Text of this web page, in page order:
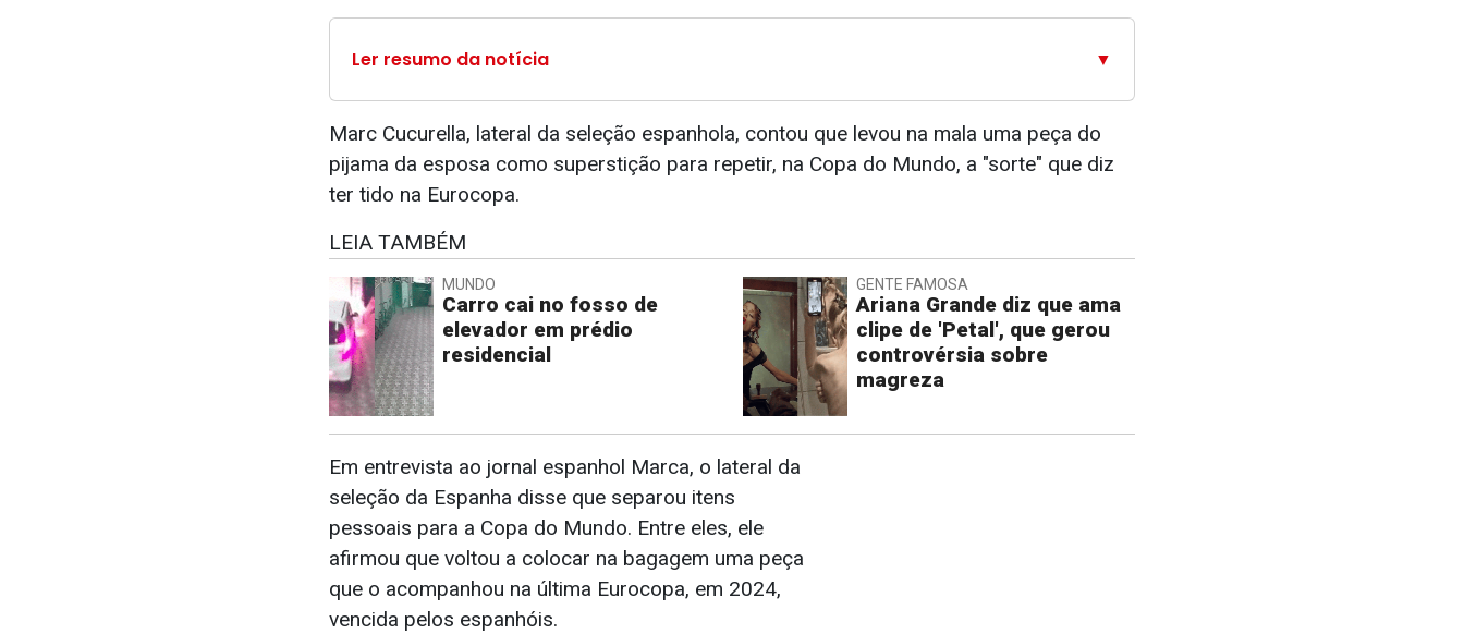
Ler resumo da notícia ▼
Marc Cucurella, lateral da seleção espanhola, contou que levou na mala uma peça do
pijama da esposa como superstição para repetir, na Copa do Mundo, a "sorte" que diz
ter tido na Eurocopa.
LEIA TAMBÉM
MUNDO
Carro cai no fosso de
elevador em prédio
residencial
GENTE FAMOSA
Ariana Grande diz que ama
clipe de 'Petal', que gerou
controvérsia sobre
magreza
Em entrevista ao jornal espanhol Marca, o lateral da
seleção da Espanha disse que separou itens
pessoais para a Copa do Mundo. Entre eles, ele
afirmou que voltou a colocar na bagagem uma peça
que o acompanhou na última Eurocopa, em 2024,
vencida pelos espanhóis.